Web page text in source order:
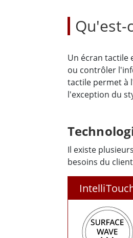
Qu'est-
Un écran tactile
ou contrôler
tactile permet à
l'exception du
Il existe
besoins du
Surface Wave